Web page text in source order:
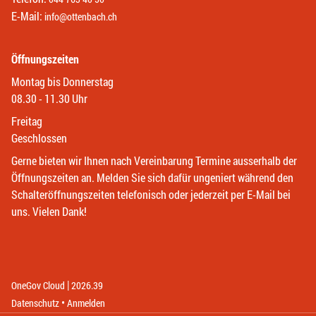
E-Mail: info@ottenbach.ch
Öffnungszeiten
Montag bis Donnerstag
08.30 - 11.30 Uhr
Freitag
Geschlossen
Gerne bieten wir Ihnen nach Vereinbarung Termine ausserhalb der
Öffnungszeiten an. Melden Sie sich dafür ungeniert während den
Schalteröffnungszeiten telefonisch oder jederzeit per E-Mail bei
uns. Vielen Dank!
OneGov Cloud (External Link)
|2026.39
Datenschutz (External Link)
Anmelden